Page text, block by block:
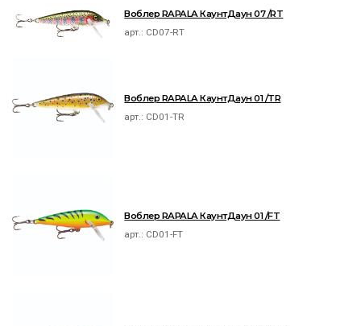
Воблер RAPALA КаунтДаун 07 /RT
арт.: CD07-RT
Воблер RAPALA КаунтДаун 01 /TR
арт.: CD01-TR
Воблер RAPALA КаунтДаун 01 /FT
арт.: CD01-FT